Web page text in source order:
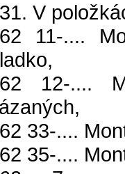
V
11-....
12-....
33-....
35-....